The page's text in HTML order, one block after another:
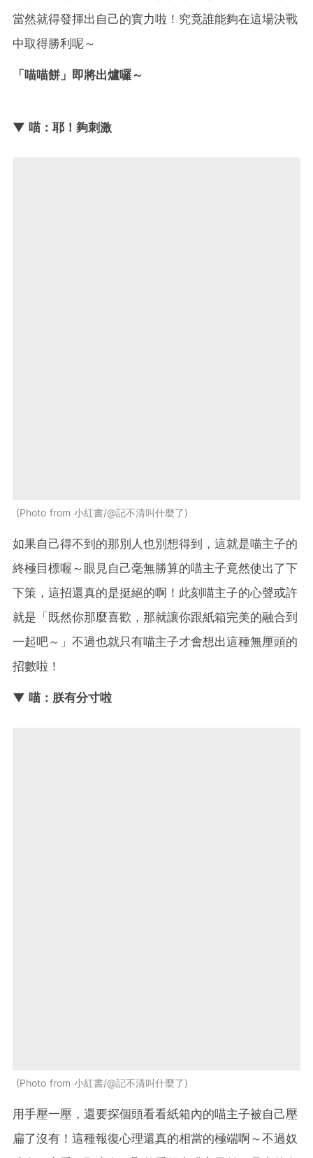
當然就得發揮出自己的實力啦！究竟誰能夠在這場決戰
中取得勝利呢～
「喵喵餅」即將出爐囉～
▼ 喵：耶！夠刺激
Photo from 小紅書/@記不清叫什麼了
如果自己得不到的那別人也別想得到，這就是喵主子的
終極目標喔～眼見自己毫無勝算的喵主子竟然使出了下
下策，這招還真的是挺絕的啊！此刻喵主子的心聲或許
就是「既然你那麼喜歡，那就讓你跟紙箱完美的融合到
一起吧～」不過也就只有喵主子才會想出這種無厘頭的
招數啦！
▼ 喵：朕有分寸啦
Photo from 小紅書/@記不清叫什麼了
用手壓一壓，還要探個頭看看紙箱內的喵主子被自己壓
扁了沒有！這種報復心理還真的相當的極端啊～不過奴